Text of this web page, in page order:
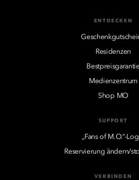
ENTDECKEN
Residenzen
Medienzentrum
Shop MO
SUPPORT
„Fans of M.O.“-
Reservierung ändern/
VERBINDEN